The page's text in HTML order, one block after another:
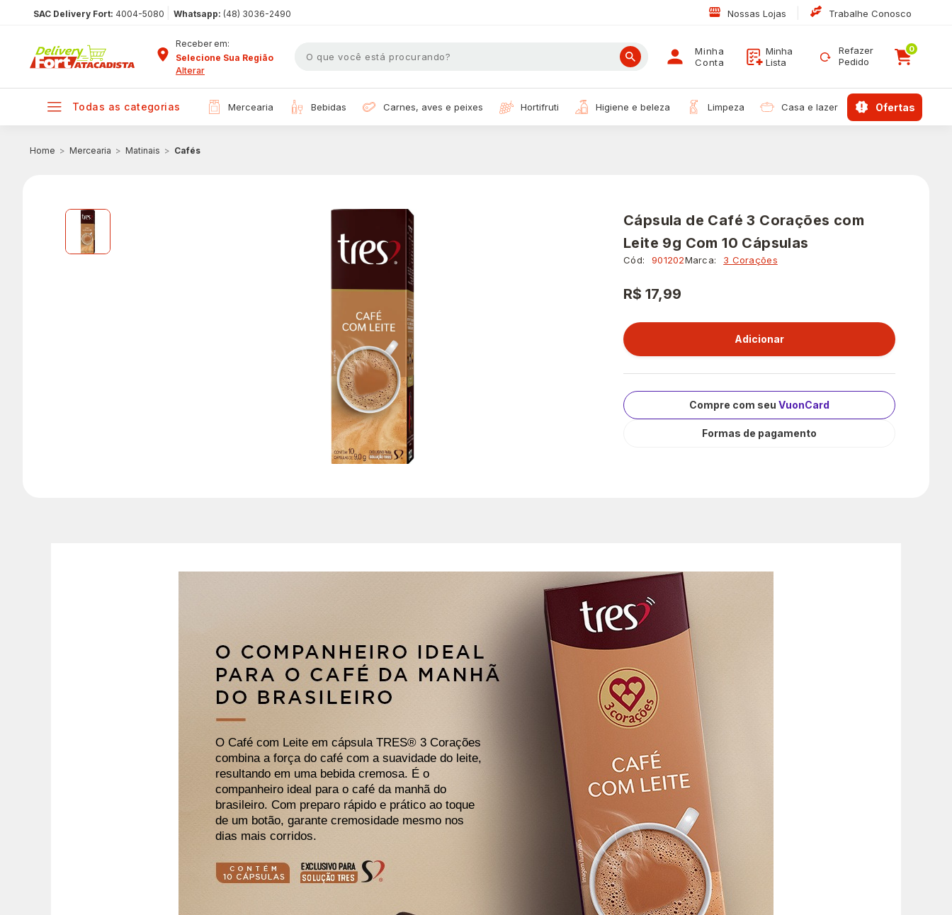
SAC Delivery Fort: 4004-5080 Whatsapp: (48) 3036-2490 Nossas Lojas Trabalhe Conosco
Receber em:
Selecione Sua Região
Alterar
Minha
Conta
Minha
Lista
Refazer
Pedido
0
todas as categorias mercearia bebidas carnes, aves e peixes hortifruti higiene e beleza limpeza casa e lazer ofertas
Mercearia Matinais Cafés
Cápsula de Café 3 Corações com
Leite 9g Com 10 Cápsulas
Cód: 901202Marca: 3 Corações
R$ 17,99
Compre com seu VuonCard
Formas de pagamento